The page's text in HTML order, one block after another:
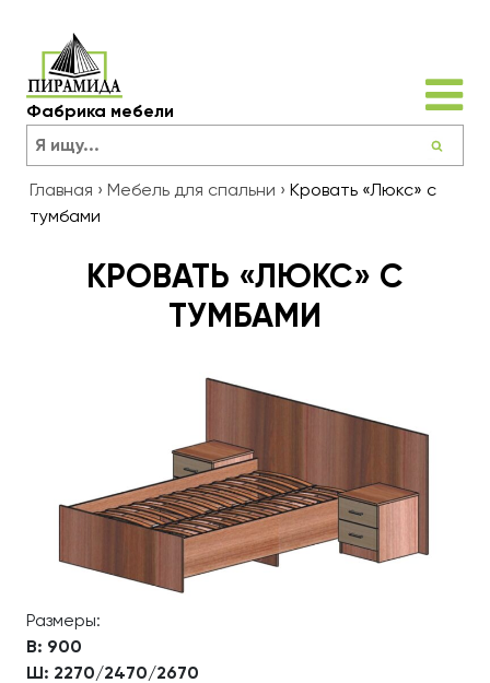
Фабрика мебели
Главная › Мебель для спальни › Кровать «Люкс» с
тумбами
КРОВАТЬ «ЛЮКС» С
ТУМБАМИ
Размеры:
В: 900
Ш: 2270/2470/2670